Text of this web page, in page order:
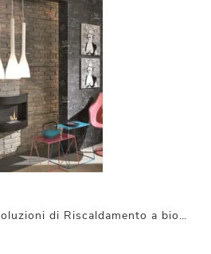
Se desideri camini e soluzioni di Riscaldamento a bioetanolo per uno spazio moderno, ecco qui il modello Redonda di Stones.